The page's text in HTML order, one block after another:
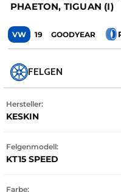
PHAETON, TIGUAN (I)
VW 19 GOODYEAR
FELGEN
Hersteller:
KESKIN
Felgenmodell:
KT15 SPEED
Farbe: